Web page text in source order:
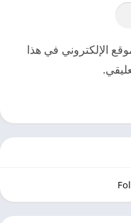
الإلكتروني في هذا